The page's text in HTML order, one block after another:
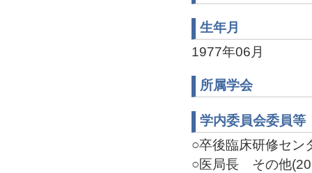
生年月
1977年06月
所属学会
学内委員会委員等
○卒後臨床研修セ
○医局長 その他